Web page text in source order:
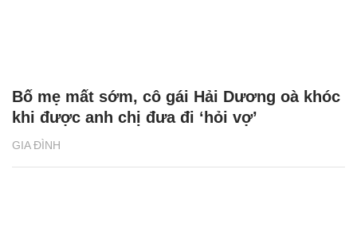
GIA ĐÌNH
Bố mẹ mất sớm, cô gái Hải Dương oà khóc
khi được anh chị đưa đi ‘hỏi vợ’